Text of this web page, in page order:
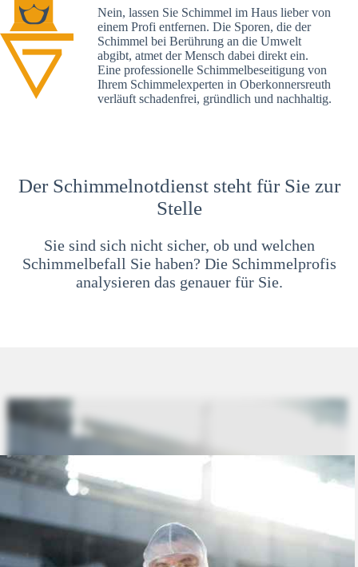
Nein, lassen Sie Schimmel im Haus lieber von
einem Profi entfernen. Die Sporen, die der
Schimmel bei Berührung an die Umwelt
abgibt, atmet der Mensch dabei direkt ein.
Eine professionelle Schimmelbeseitigung von
Ihrem Schimmelexperten in Oberkonnersreuth
verläuft schadenfrei, gründlich und nachhaltig.
Der Schimmelnotdienst steht für Sie zur
Stelle
Sie sind sich nicht sicher, ob und welchen
Schimmelbefall Sie haben? Die Schimmelprofis
analysieren das genauer für Sie.